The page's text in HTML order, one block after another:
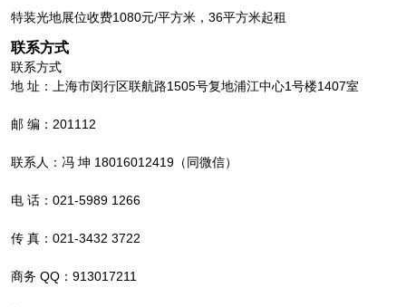
特装光地展位收费1080元/平方米，36平方米起租
联系方式
联系方式
地 址：上海市闵行区联航路1505号复地浦江中心1号楼1407室
邮 编：201112
联系人：冯 坤 18016012419（同微信）
电 话：021-5989 1266
传 真：021-3432 3722
商务 QQ：913017211